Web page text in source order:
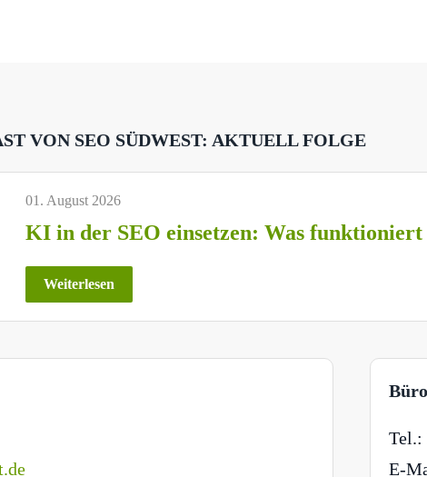
VON SEO SÜDWEST: AKTUELL FOLGE
01. August 2026
KI in der SEO einsetzen: Was
Weiterlesen
Tel.:
E-